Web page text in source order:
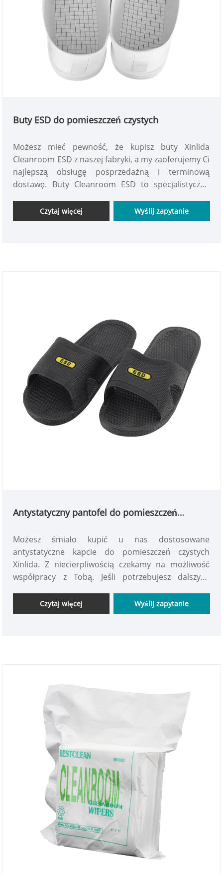
Buty ESD do pomieszczeń czystych
Możesz mieć pewność, że kupisz buty Xinlida
Cleanroom ESD z naszej fabryki, a my zaoferujemy Ci
najlepszą obsługę posprzedażną i terminową
dostawę. Buty Cleanroom ESD to specjalistyczne
pracują w bardzo wrażliwych obszarach i są podatni
na wyładowania elektrostatyczne.
Czytaj więcej Wyślij zapytanie
Antystatyczny pantofel do pomieszczeń
Możesz śmiało kupić u nas dostosowane
antystatyczne kapcie do pomieszczeń czystych
Xinlida. Z niecierpliwością czekamy na możliwość
współpracy z Tobą. Jeśli potrzebujesz dalszych
Zapewniamy szybką reakcję. Antystatyczne kapcie
do pomieszczeń czystych to specjalistyczne obuwie
pomieszczeniu czystym przed potencjalnym
uszkodzeniem.
Czytaj więcej Wyślij zapytanie